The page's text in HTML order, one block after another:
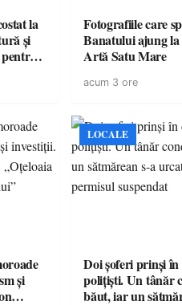
la
și
pentru
Fotografiile care
Banatului ajung
Artă Satu Mare
acum 3 ore
și
LOCALE
Doi șoferi prinși
polițiști. Un tânăr
băut, iar un